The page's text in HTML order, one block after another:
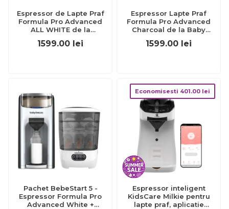
Espressor de Lapte Praf
Formula Pro Advanced
ALL WHITE de la
1599.00 lei
Espressor Lapte Praf
Formula Pro Advanced
Charcoal de la Baby
1599.00 lei
Pachet BebeStart 5 -
Espressor Formula Pro
Advanced White +
Economisesti 401.00 lei
Espressor inteligent
KidsCare Milkie pentru
lapte praf, aplicatie